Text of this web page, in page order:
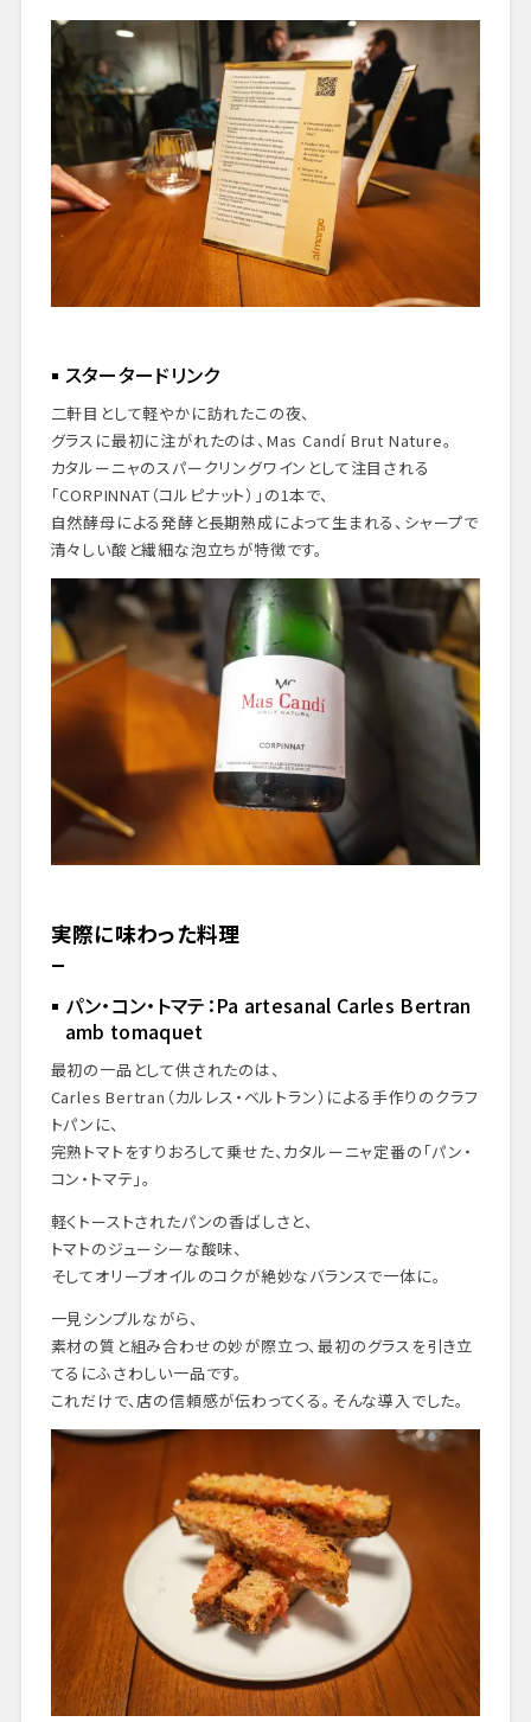
スタータードリンク
二軒目として軽やかに訪れたこの夜、
グラスに最初に注がれたのは、Mas Candí Brut Nature。
カタルーニャのスパークリングワインとして注目される
「CORPINNAT（コルピナット）」の1本で、
自然酵母による発酵と長期熟成によって生まれる、シャープで
清々しい酸と繊細な泡立ちが特徴です。
実際に味わった料理
パン・コン・トマテ：Pa artesanal Carles Bertran
amb tomaquet
最初の一品として供されたのは、
Carles Bertran（カルレス・ベルトラン）による手作りのクラフ
トパンに、
完熟トマトをすりおろして乗せた、カタルーニャ定番の「パン・
コン・トマテ」。
軽くトーストされたパンの香ばしさと、
トマトのジューシーな酸味、
そしてオリーブオイルのコクが絶妙なバランスで一体に。
一見シンプルながら、
素材の質と組み合わせの妙が際立つ、最初のグラスを引き立
てるにふさわしい一品です。
これだけで、店の信頼感が伝わってくる。そんな導入でした。